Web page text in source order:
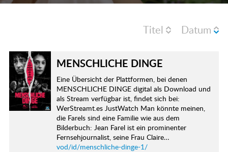
Titel Datum
MENSCHLICHE DINGE
Eine Übersicht der Plattformen, bei denen
MENSCHLICHE DINGE digital als Download und
als Stream verfügbar ist, findet sich bei:
WerStreamt.es JustWatch Man könnte meinen,
die Farels sind eine Familie wie aus dem
Bilderbuch: Jean Farel ist ein prominenter
Fernsehjournalist, seine Frau Claire…
vod/id/menschliche-dinge-1/